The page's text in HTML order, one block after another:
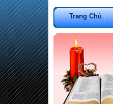
Trang Chủ